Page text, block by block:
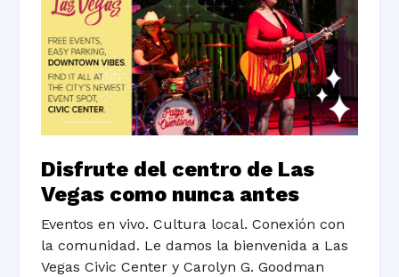
Disfrute del centro de Las
Vegas como nunca antes
Eventos en vivo. Cultura local. Conexión con
la comunidad. Le damos la bienvenida a Las
Vegas Civic Center y Carolyn G. Goodman